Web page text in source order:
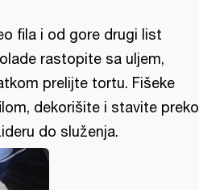
fila i od gore drugi list
rastopite sa uljem,
prelijte tortu. Fišeke
dekorišite i stavite preko
do služenja.